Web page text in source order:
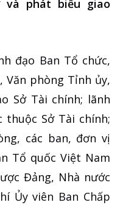
phát biểu giao
đạo Ban Tổ chức,
Văn phòng Tỉnh ủy,
Sở Tài chính; lãnh
Sở Tài chính;
các ban, đơn vị
Tổ quốc Việt Nam
Đảng, Nhà nước
Ủy viên Ban Chấp